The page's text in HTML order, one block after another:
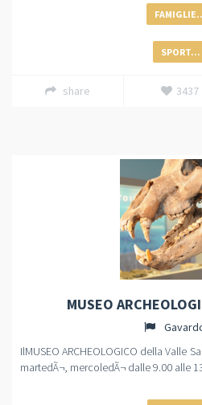
SPORT...
share 3437
MUSEO
IlMUSEO ARCHEOLOGICO della Valle
martedÃ¬, mercoledÃ¬ dalle 9.00 alle